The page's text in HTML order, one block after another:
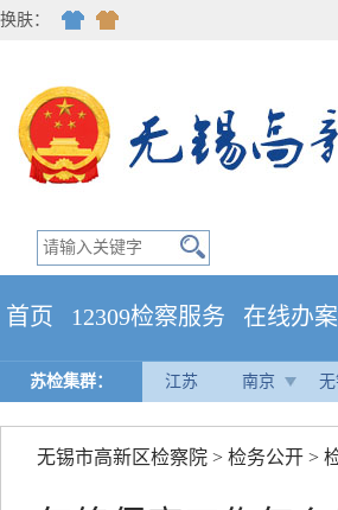
换肤：
首页 12309检察服务 在线办案
苏检集群： 江苏 南京 无
无锡市高新区检察院 > 检务公开 >